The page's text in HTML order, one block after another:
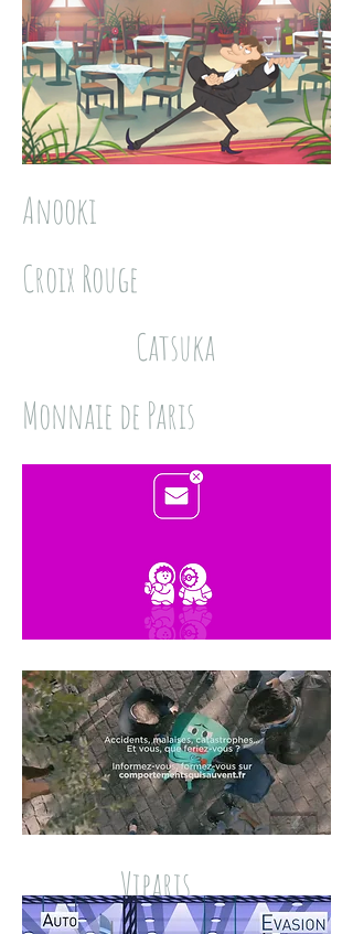
Viparis
Catsuka
Monnaie de Paris
Anooki
Croix Rouge